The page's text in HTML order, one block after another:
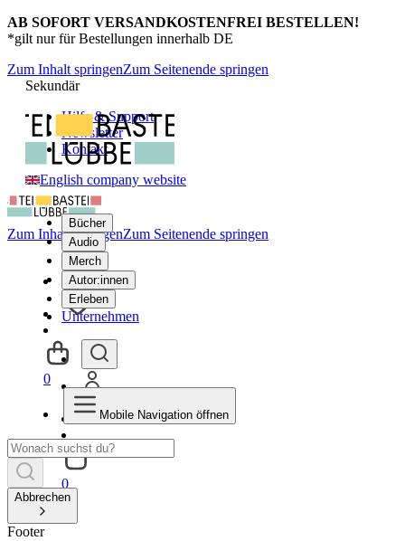
AB SOFORT VERSANDKOSTENFREI BESTELLEN!
*gilt nur für Bestellungen innerhalb DE
Zum Inhalt springenZum Seitenende springen
Sekundär
Hilfe & Support
Newsletter
Kontakt
English company website
Bücher
Audio
Merch
Autor:innen
Erleben
Unternehmen
0
Zum Inhalt springenZum Seitenende springen
0
Mobile Navigation öffnen
Abbrechen
Footer